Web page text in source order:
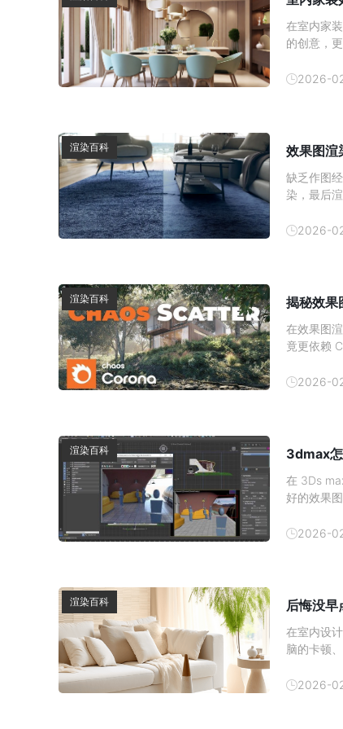
在室内家
的创意，
方式逐渐
2026-
渲染百科 效果图渲
缺乏作图
染，最后
图质感提
2026-
渲染百科 揭秘效果
在效果图
竟更依赖
加速对于
2026-
渲染百科 3dmax
在 3Ds
好的效果
吧。1、
2026-
渲染百科 后悔没早
在室内设
脑的卡顿
云渲染农
2026-